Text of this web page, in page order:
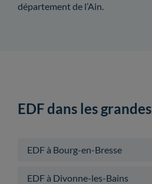
département de l’Ain.
EDF dans les
EDF à Bourg-en-Bresse
EDF à Divonne-les-Bains